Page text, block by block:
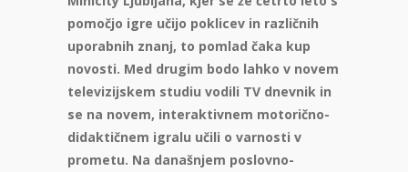
pomočjo igre učijo poklicev in različnih
uporabnih znanj, to pomlad čaka kup
novosti. Med drugim bodo lahko v novem
televizijskem studiu vodili TV dnevnik in
se na novem, interaktivnem motorično-
didaktičnem igralu učili o varnosti v
prometu. Na današnjem poslovno-